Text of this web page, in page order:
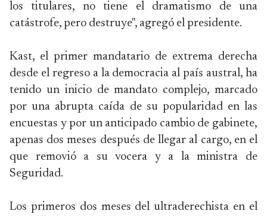
los titulares, no tiene el dramatismo de una
catástrofe, pero destruye", agregó el presidente.
Kast, el primer mandatario de extrema derecha
desde el regreso a la democracia al país austral, ha
tenido un inicio de mandato complejo, marcado
por una abrupta caída de su popularidad en las
encuestas y por un anticipado cambio de gabinete,
apenas dos meses después de llegar al cargo, en el
que removió a su vocera y a la ministra de
Seguridad.
Los primeros dos meses del ultraderechista en el